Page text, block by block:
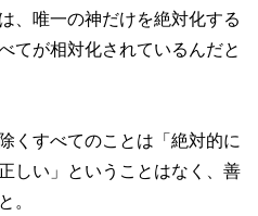
、唯一の神だけを絶対化する
てが相対化されているんだと
くすべてのことは「絶対的に
しい」ということはなく、善
。